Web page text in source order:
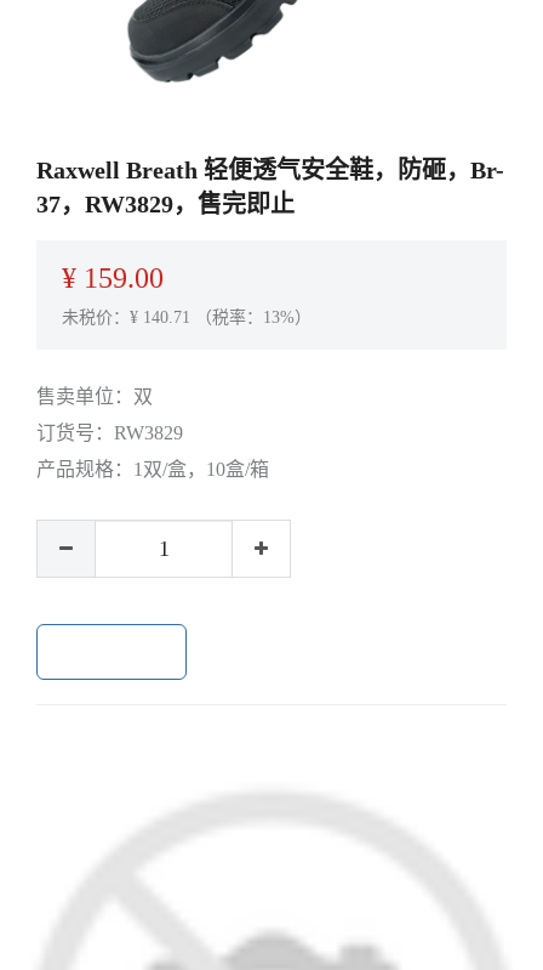
Raxwell Breath 轻便透气安全鞋，防砸，Br-
37，RW3829，售完即止
¥ 159.00
未税价：¥ 140.71 （税率：13%）
售卖单位： 双
订货号： RW3829
产品规格： 1双/盒，10盒/箱